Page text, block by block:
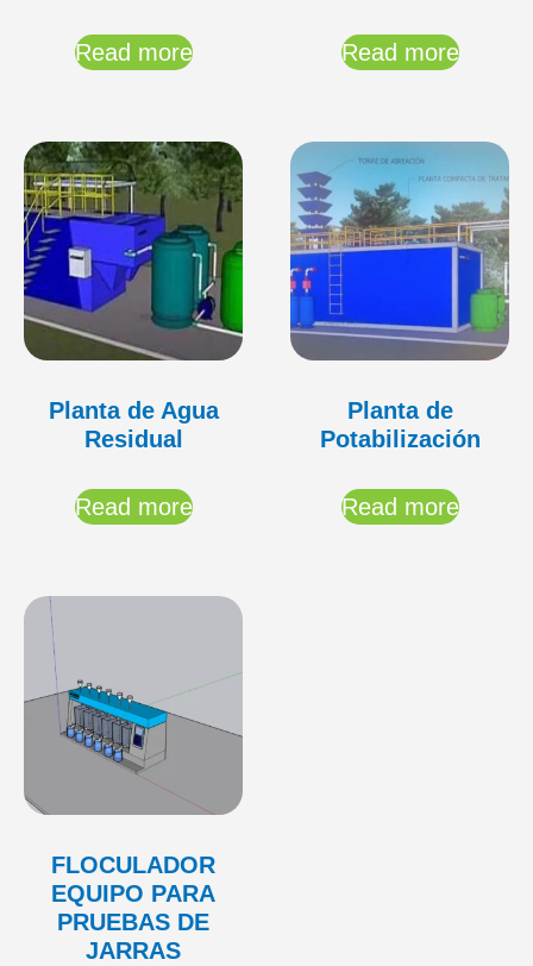
Read more Read more
Planta de Agua
Residual
Read more
Planta de
Potabilización
Read more
FLOCULADOR
EQUIPO PARA
PRUEBAS DE
JARRAS